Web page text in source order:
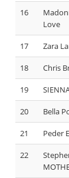
16
Love
17 Zara
18 Chris
19
20 Bella
21 Peder
22